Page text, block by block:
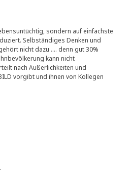
sondern auf einfachste
Selbständiges Denken und
nicht dazu …. denn gut 30%
kann nicht
nach Äußerlichkeiten und
vorgibt und ihnen von Kollegen